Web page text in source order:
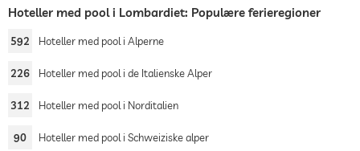
Hoteller med pool i Lombardiet: Populære ferieregioner
592 Hoteller med pool i Alperne
226 Hoteller med pool i de Italienske Alper
312 Hoteller med pool i Norditalien
90 Hoteller med pool i Schweiziske alper